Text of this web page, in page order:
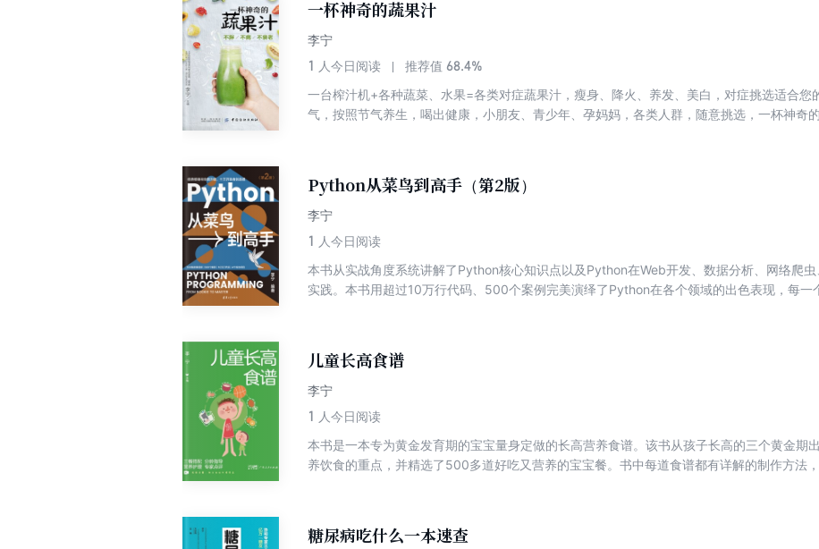
一杯神奇的蔬果汁
李宁
1 人今日阅读 推荐值 68.4%
一台榨汁机+各种蔬菜、水果=各类对症蔬果汁，瘦身、降火、养发、美白，对症挑选适合您
气，按照节气养生，喝出健康，小朋友、青少年、孕妈妈，各类人群，随意挑选，一杯神奇的
Python从菜鸟到高手（第2版）
李宁
1 人今日阅读
本书从实战角度系统讲解了Python核心知识点以及Python在Web开发、数据分析、网络爬
实践。本书用超过10万行代码、500个案例完美演绎了Python在各个领域的出色表现，每一
儿童长高食谱
李宁
1 人今日阅读
本书是一本专为黄金发育期的宝宝量身定做的长高营养食谱。该书从孩子长高的三个黄金期
养饮食的重点，并精选了500多道好吃又营养的宝宝餐。书中每道食谱都有详解的制作方法
糖尿病吃什么一本速查